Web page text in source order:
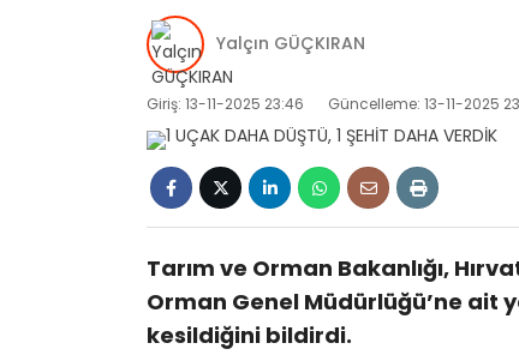
Yalçın GÜÇKIRAN
Giriş: 13-11-2025 23:46 Güncelleme: 13-11-2025
Tarım ve Orman Bakanlığı,
Orman Genel Müdürlüğü’ne ait
kesildiğini bildirdi.